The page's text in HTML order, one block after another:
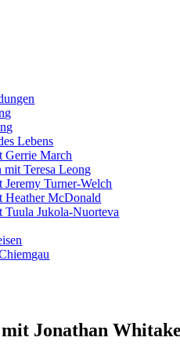
Lebens
Gerrie March
Teresa Leong
Turner-Welch
McDonald
Jukola-Nuorteva
Jonathan